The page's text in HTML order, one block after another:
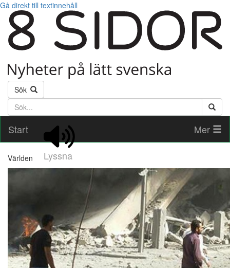
Gå direkt till textinnehåll
Sök
Söktext
Start
Lyssna
Mer
Världen